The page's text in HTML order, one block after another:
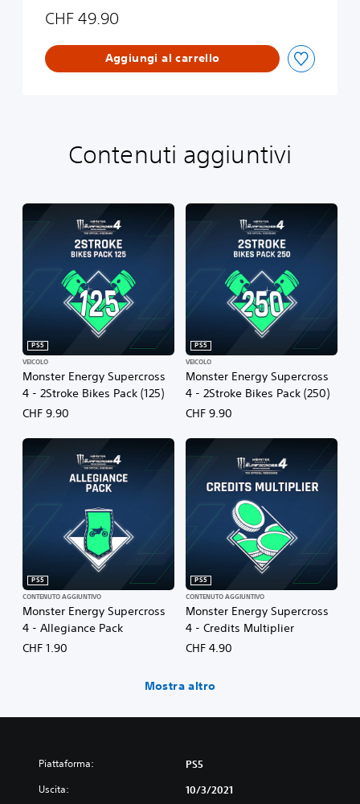
CHF 49.90
Aggiungi al carrello
Contenuti aggiuntivi
Monster Energy Supercross
4 - 2Stroke Bikes Pack (125)
PS5
VEICOLO
CHF 9.90
Monster Energy Supercross
4 - 2Stroke Bikes Pack (250)
PS5
VEICOLO
CHF 9.90
Monster Energy Supercross
4 - Allegiance Pack
PS5
CONTENUTO AGGIUNTIVO
CHF 1.90
Monster Energy Supercross
4 - Credits Multiplier
PS5
CONTENUTO AGGIUNTIVO
CHF 4.90
Mostra altro
Piattaforma: PS5
Uscita: 10/3/2021